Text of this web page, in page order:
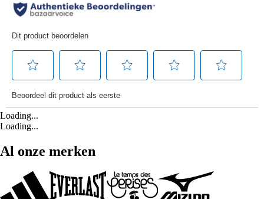
Loading...
Loading...
Al onze merken